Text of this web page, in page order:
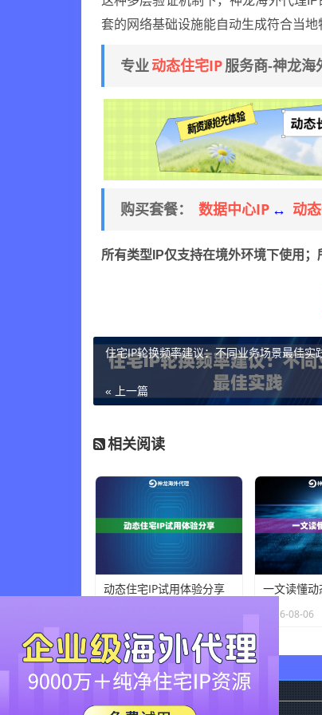
套的网络基础设施能自动生成符合当地
专业 动态住宅IP 服务商-神龙海
购买套餐： 数据中心IP ↔ 动
所有类型IP仅支持在境外环境下使用
住宅IP轮换频率建议：不同业务场景最佳实
« 上一篇
相关阅读
动态住宅IP试用体验分享 一文读懂动
2026-08-06